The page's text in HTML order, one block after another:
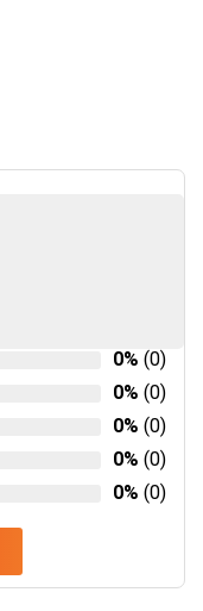
0% (0)
0% (0)
0% (0)
0% (0)
0% (0)